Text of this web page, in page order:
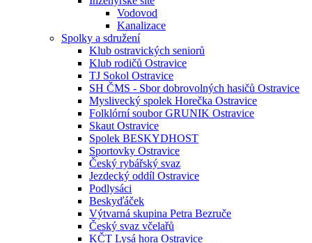
Vodovod
Kanalizace
Spolky a sdružení
Klub ostravických seniorů
Klub rodičů Ostravice
TJ Sokol Ostravice
SH ČMS - Sbor dobrovolných hasičů Ostravice
Myslivecký spolek Horečka Ostravice
Folklórní soubor GRUNIK Ostravice
Skaut Ostravice
Spolek BESKYDHOST
Sportovky Ostravice
Český rybářský svaz
Jezdecký oddíl Ostravice
Podlysáci
Beskyďáček
Výtvarná skupina Petra Bezruče
Český svaz včelařů
KČT Lysá hora Ostravice